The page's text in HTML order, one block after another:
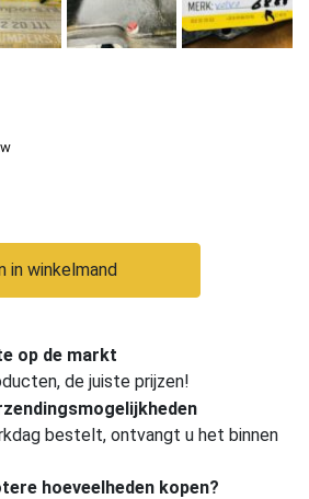
in winkelmand
op de markt
de juiste prijzen!
bestelt, ontvangt u het binnen
hoeveelheden kopen?